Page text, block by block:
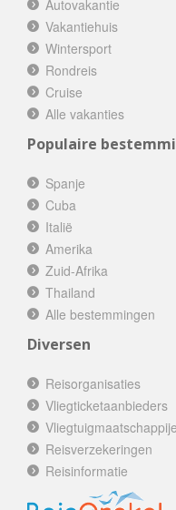
Autovakantie
Vakantiehuis
Wintersport
Rondreis
Cruise
Alle vakanties
Populaire
Spanje
Cuba
Italië
Amerika
Zuid-Afrika
Thailand
Alle bestemmingen
Diversen
Reisorganisaties
Vliegticketaanbieders
Reisverzekeringen
Reisinformatie